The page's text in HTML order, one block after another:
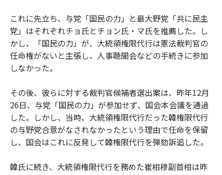
これに先立ち、与党「国民の力」と最大野党「共に民主
党」はそれぞれチョ氏とチョン氏・マ氏を推薦した。し
かし、「国民の力」が、大統領権限代行は憲法裁判官の
任命権がないと主張し、人事聴聞会などの手続きに参加
しなかった。
その後、彼らに対する裁判官候補者選出案は、昨年12月
26日、与党「国民の力」が参加せず、国会本会議を通過
した。しかし、当時、大統領権限代行だった韓権限代行
の与野党合意がなされなかったという理由で任命を保留
し、国会はこれに反発して韓権限代行を弾劾訴追した。
韓氏に続き、大統領権限代行を務めた崔相穆副首相は昨